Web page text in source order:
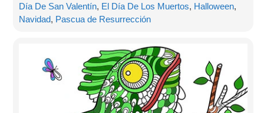
Día De San Valentín, El Día De Los Muertos, Halloween,
Navidad, Pascua de Resurrección